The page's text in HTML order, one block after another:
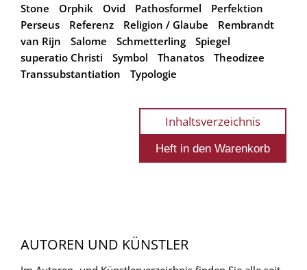
Stone
Orphik Ovid Pathosformel
Perfektion
Perseus
Referenz Religion / Glaube
Rembrandt
van Rijn
Salome Schmetterling
Spiegel
superatio Christi
Symbol Thanatos
Theodizee
Transsubstantiation
Typologie
Inhaltsverzeichnis
AUTOREN UND KÜNSTLER